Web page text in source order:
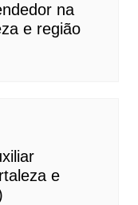
na
e região
e